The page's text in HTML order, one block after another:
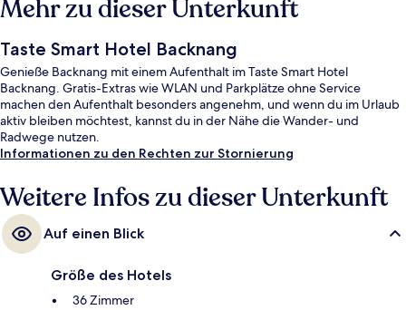
Mehr zu dieser Unterkunft
Taste Smart Hotel Backnang
Genieße Backnang mit einem Aufenthalt im Taste Smart Hotel
Backnang. Gratis-Extras wie WLAN und Parkplätze ohne Service
machen den Aufenthalt besonders angenehm, und wenn du im Urlaub
aktiv bleiben möchtest, kannst du in der Nähe die Wander- und
Radwege nutzen.
Informationen zu den Rechten zur Stornierung
Weitere Infos zu dieser Unterkunft
Auf einen Blick
Größe des Hotels
36 Zimmer